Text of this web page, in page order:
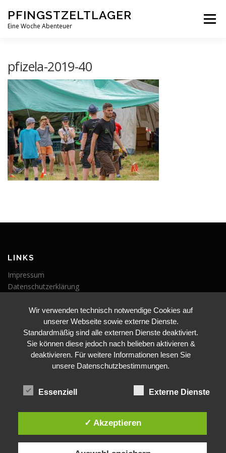
Inhalt
springen
PFINGSTZELTLAGER
Eine Woche Abenteuer
Menü
PFINGSTZELTLAGER VERANSTALTUNGEN
pfizela-2019-40
LINKS
Impressum
Datenschutzerklärung
VERANSTALTUNGEN
Veranstaltungen
Wir verwenden technisch notwendige Cookies auf
unserer Webseite sowie externe Dienste.
Standardmäßig sind alle externen Dienste deaktiviert.
Sie können diese jedoch nach belieben aktivieren &
deaktivieren. Für weitere Informationen lesen Sie
unsere Datenschutzbestimmungen.
Essenziell Externe Dienste
✓ Akzeptieren